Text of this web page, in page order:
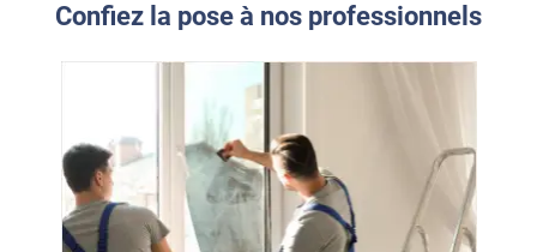
Confiez la pose à nos professionnels